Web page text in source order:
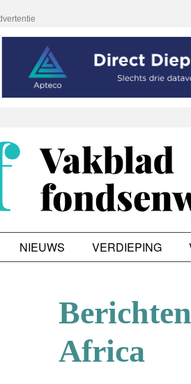
NIEUWS VERDIEPING
Africa